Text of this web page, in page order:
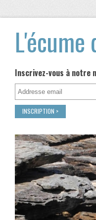
Inscrivez-vous à notre